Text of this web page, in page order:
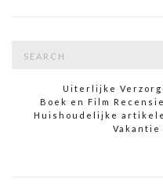
Uiterlijke
Boek en Film
Huishoudelijke